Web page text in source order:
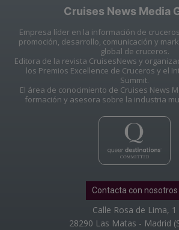
Cruises News Media
Empresa líder en la información de
promoción, desarrollo, comunicación y
global de cruceros.
Editora de la revista CruisesNews y
los Premios Excellence de Cruceros y el
Summit.
El área de conocimiento de Cruises News
formación y asesora sobre la industria
Contacta con nosotros
Calle Rosa de Lima, 1
28290 Las Matas - Madrid